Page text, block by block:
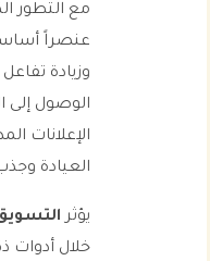
مع التطور
عنصراً
وزيادة
الوصول إلى
الإعلانات
العيادة
يؤثر
خلال أدوات